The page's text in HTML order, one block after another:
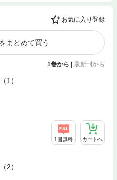
お気に入り登録
まとめて買う
1巻から 最新刊から
1）
1冊無料 カートへ
2）